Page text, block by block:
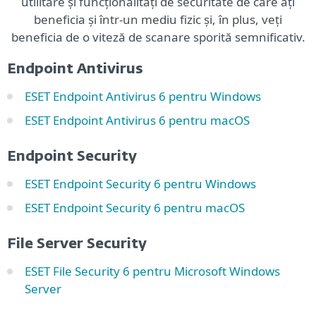
beneficia și într-un mediu fizic și, în plus, veți
beneficia de o viteză de scanare sporită semnificativ.
Endpoint Antivirus
ESET Endpoint Antivirus 6 pentru Windows
ESET Endpoint Antivirus 6 pentru macOS
Endpoint Security
ESET Endpoint Security 6 pentru Windows
ESET Endpoint Security 6 pentru macOS
File Server Security
ESET File Security 6 pentru Microsoft Windows
Server